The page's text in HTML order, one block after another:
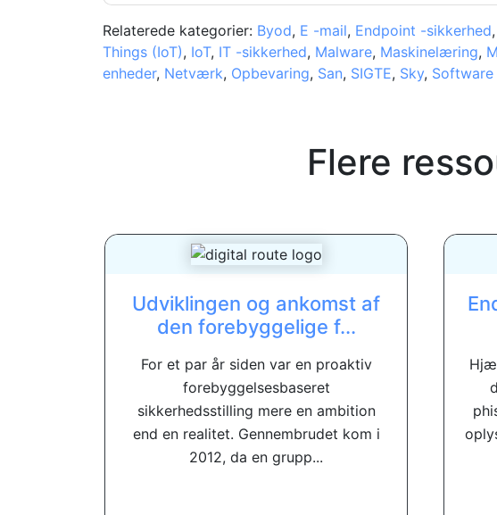
Relaterede kategorier: Byod, E -mail, Endpoint -sikkerhed,
Things (IoT), IoT, IT -sikkerhed, Malware, Maskinelæring,
enheder, Netværk, Opbevaring, San, SIGTE, Sky, Software
Flere
Udviklingen og ankomst af
den forebyggelige f...
For et par år siden var en proaktiv
forebyggelsesbaseret
sikkerhedsstilling mere en ambition
end en realitet. Gennembrudet kom i
2012, da en grupp...